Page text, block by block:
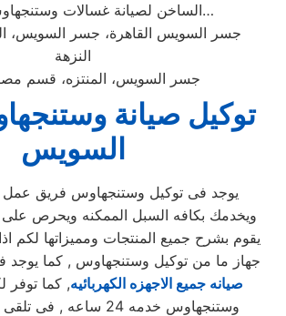
الساخن لصيانة غسالات وستنجهاوس اتصل بنا…
جسر السويس القاهرة، جسر السويس،
النزهة
جسر السويس، المنتزه، قسم
توكيل صيانة
السويس
يوجد فى توكيل وستنجهاوس فريق
ويخدمك بكافه السبل الممكنه ويحرص
يقوم بشرح جميع المنتجات ومميزاتها لكم
جهاز ما من توكيل وستنجهاوس , كما يوجد
صيانه جميع الاجهزه الكهربائيه, كما توفر
وستنجهاوس خدمه 24